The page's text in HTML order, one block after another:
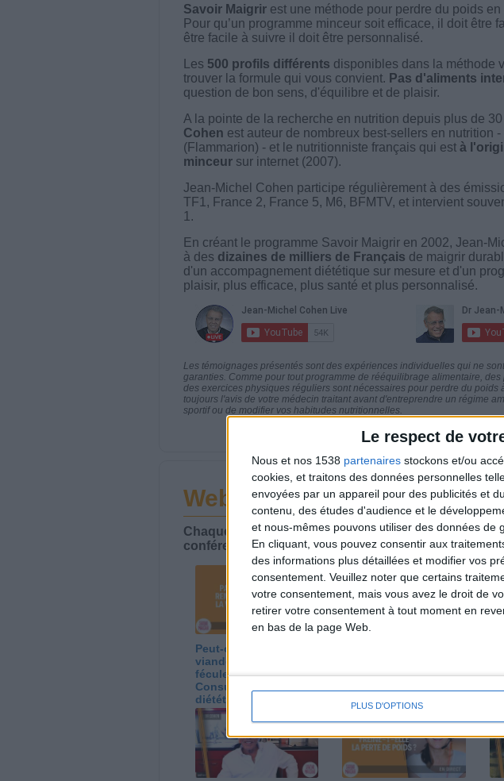
Le respect de
Nous et nos 1538 partenaires stockons et/ou
cookies, et traitons des données personnelles
envoyées par un appareil pour des publicités et
contenu, des études d'audience et le
et nous-mêmes pouvons utiliser des données de
En cliquant, vous pouvez consentir aux
des informations plus détaillées et modifier vos
consentement. Veuillez noter que certains
votre consentement, mais vous avez le droit de
retirer votre consentement à tout moment en
en bas de la page Web.
PLUS D'OPTIONS
Savoir Maigrirest une méthode pour perdre du poids en
Pour qu’un programme minceur soit efficace, il doit être
être facile à suivre il doit être personnalisé.
Les 500 profils différents disponibles dans la méthode
trouver la formule qui vous convient. Pas d'aliments
question de bon sens, d'équilibre et de plaisir.
A la pointe de la recherche en nutrition depuis plus de 30
Cohen est auteur de nombreux best-sellers en nutrition
(Flammarion) - et le nutritionniste français qui est à
minceursur internet (2007).
Jean-Michel Cohen participe régulièrement à des
TF1, France 2, France 5, M6, BFMTV, et intervient
1.
En créant le programme Savoir Maigrir en 2002, Jean-
à des dizaines de milliers de Français de maigrir
d'un accompagnement diététique sur mesure et d'un
plaisir, plus efficace, plus santé et plus personnalisé.
Les témoignages présentés sont des expériences individuelles qui ne
garanties. Comme pour tout programme de rééquilibrage alimentaire,
des exercices physiques réguliers sont nécessaires pour perdre du poids
toujours l'avis de votre médecin traitant avant d'entreprendre un régime
sportif ou de modifier vos habitudes nutritionnelles.
Webinaires en direct
Chaque semaine, posez vos questions en live en
conférences avec Jean-Michel et les diététiciennes
Peut-on remplacer la
viande par des
féculents ?
Consultation
diététique du
05/08/2026
copieux ?
diététique du
03/08/2026